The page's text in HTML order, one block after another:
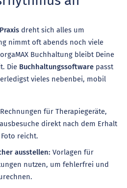
dreht sich alles um
nimmt oft abends noch viele
Buchhaltung bleibt Deine
Die Buchhaltungssoftware passt
vieles nebenbei, mobil
Rechnungen für Therapiegeräte,
direkt nach dem Erhalt
reicht.
ausstellen: Vorlagen für
nutzen, um fehlerfrei und